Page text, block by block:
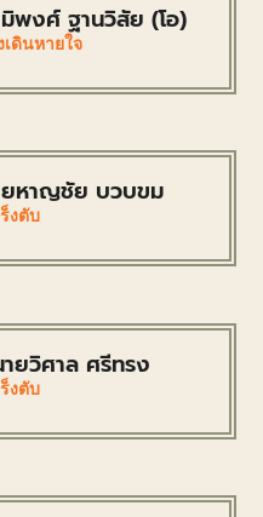
พงศ์ ฐานวิสัย (โอ)
ดินหายใจ
หาญชัย บวบขม
งตับ
ยวิศาล ศรีทรง
งตับ